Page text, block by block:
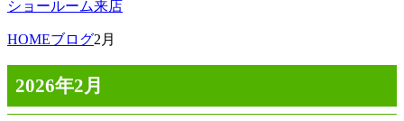
ショールーム来店
HOMEブログ2月
2026年2月